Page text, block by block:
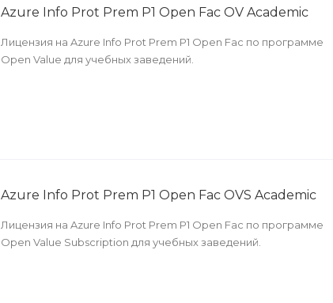
Azure Info Prot Prem P1 Open Fac OV Academic
Лицензия на Azure Info Prot Prem P1 Open Fac по программе
Open Value для учебных заведений.
Azure Info Prot Prem P1 Open Fac OVS Academic
Лицензия на Azure Info Prot Prem P1 Open Fac по программе
Open Value Subscription для учебных заведений.